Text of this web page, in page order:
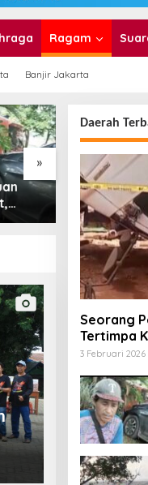
Ragam
Banjir Jakarta
»
NEWS: Kapal
Rute Raha –
Daerah
Seorang
Tertimpa
3 Februari 2026